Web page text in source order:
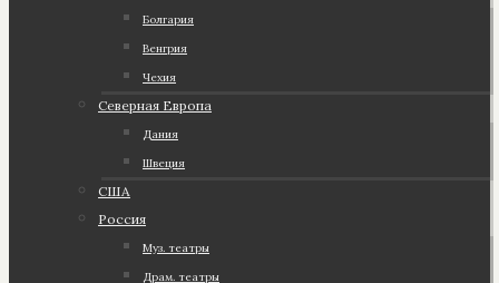
Болгария
Венгрия
Чехия
Северная Европа
Дания
Швеция
США
Россия
Муз. театры
Драм. театры